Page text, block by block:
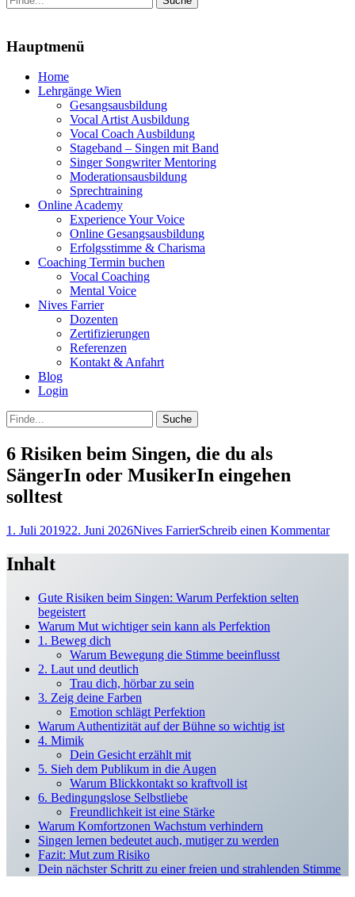
nach:
Hauptmenü
Zum
Inhalt
Home
Lehrgänge Wien
Gesangsausbildung
Vocal Artist Ausbildung
Vocal Coach Ausbildung
Stageband – Singen mit Band
Singer Songwriter Mentoring
Moderationsausbildung
Sprechtraining
Online Academy
Experience Your Voice
Online Gesangsausbildung
Erfolgsstimme & Charisma
Coaching Termin buchen
Vocal Coaching
Mental Voice
Nives Farrier
Dozenten
Zertifizierungen
Referenzen
Kontakt & Anfahrt
Blog
Login
bei
der
Suche
Suche
nach:
6 Risiken beim Singen, die du als
SängerIn oder MusikerIn eingehen
solltest
Posted
1. Juli 201922. Juni 2026Autor
Nives FarrierSchreib einen Kommentar
Inhalt
Gute Risiken beim Singen: Warum Perfektion selten
begeistert
Warum Mut wichtiger sein kann als Perfektion
1. Beweg dich
Warum Bewegung die Stimme beeinflusst
2. Laut und deutlich
Trau dich, hörbar zu sein
3. Zeig deine Farben
Emotion schlägt Perfektion
Warum Authentizität auf der Bühne so wichtig ist
4. Mimik
Dein Gesicht erzählt mit
5. Sieh dem Publikum in die Augen
Warum Blickkontakt so kraftvoll ist
6. Bedingungslose Selbstliebe
Freundlichkeit ist eine Stärke
Warum Komfortzonen Wachstum verhindern
Singen lernen bedeutet auch, mutiger zu werden
Fazit: Mut zum Risiko
Dein nächster Schritt zu einer freien und strahlenden Stimme